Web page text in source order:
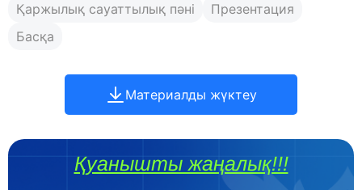
Қаржылық сауаттылық пәні
Презентация
Басқа
Материалды жүктеу
Қуанышты жаңалық!!!